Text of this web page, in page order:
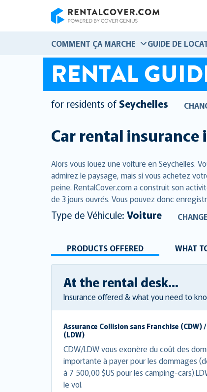
COMMENT ÇA MARCHE GUIDE DE
RENTAL
for residents of Seychelles
Car rental insurance
Alors vous louez une voiture en Seychelles.
admirez le paysage, mais si vous achetez
peine. RentalCover.com a construit son
de 3 jours ouvrés. Vous pouvez donc
Type de Véhicule: Voiture
PRODUCTS OFFERED WHAT
At the rental desk...
Insurance offered & what you need to
Assurance Collision sans Franchise
(LDW)
CDW/LDW vous exonère du coût des
importante à payer pour les dommages
à 7 500,00 $US pour les camping-
le vol.